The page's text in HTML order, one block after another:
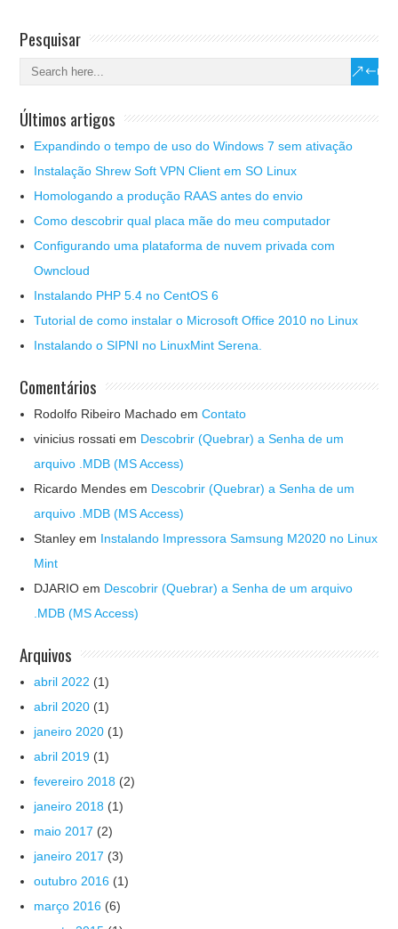
Pesquisar
Últimos artigos
Expandindo o tempo de uso do Windows 7 sem ativação
Instalação Shrew Soft VPN Client em SO Linux
Homologando a produção RAAS antes do envio
Como descobrir qual placa mãe do meu computador
Configurando uma plataforma de nuvem privada com
Owncloud
Instalando PHP 5.4 no CentOS 6
Tutorial de como instalar o Microsoft Office 2010 no Linux
Instalando o SIPNI no LinuxMint Serena.
Comentários
Rodolfo Ribeiro Machado emContato
vinicius rossati em Descobrir (Quebrar) a Senha de um
arquivo .MDB (MS Access)
Ricardo Mendes em Descobrir (Quebrar) a Senha de um
arquivo .MDB (MS Access)
Stanley em Instalando Impressora Samsung M2020 no Linux
Mint
DJARIO em Descobrir (Quebrar) a Senha de um arquivo
.MDB (MS Access)
Arquivos
abril 2022 (1)
abril 2020 (1)
janeiro 2020 (1)
abril 2019 (1)
fevereiro 2018 (2)
janeiro 2018 (1)
maio 2017 (2)
janeiro 2017 (3)
outubro 2016 (1)
março 2016 (6)